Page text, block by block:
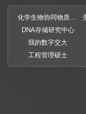
化学生物协同物质创制全国重点实验室
DNA存储研究中心
我的数字交大
工程管理硕士